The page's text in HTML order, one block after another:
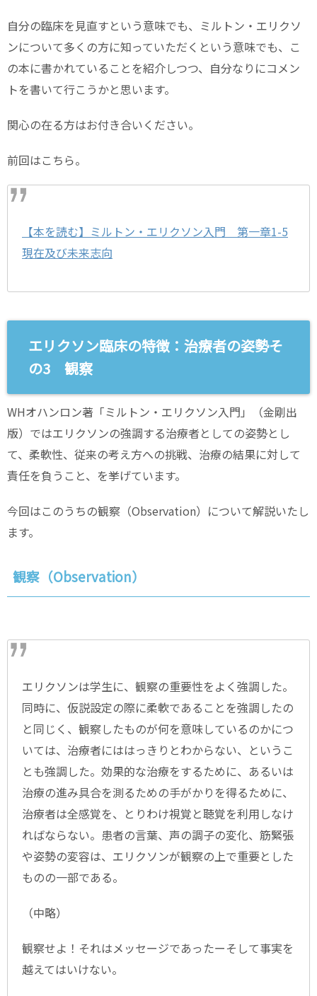
自分の臨床を見直すという意味でも、ミルトン・エリクソ
ンについて多くの方に知っていただくという意味でも、こ
の本に書かれていることを紹介しつつ、自分なりにコメン
トを書いて行こうかと思います。
関心の在る方はお付き合いください。
前回はこちら。
【本を読む】ミルトン・エリクソン入門 第一章1-5
現在及び未来志向
エリクソン臨床の特徴：治療者の姿勢そ
の3 観察
WHオハンロン著「ミルトン・エリクソン入門」（金剛出
版）ではエリクソンの強調する治療者としての姿勢とし
て、柔軟性、従来の考え方への挑戦、治療の結果に対して
責任を負うこと、を挙げています。
今回はこのうちの観察（Observation）について解説いたし
ます。
観察（Observation）
エリクソンは学生に、観察の重要性をよく強調した。
同時に、仮説設定の際に柔軟であることを強調したの
と同じく、観察したものが何を意味しているのかにつ
いては、治療者にははっきりとわからない、というこ
とも強調した。効果的な治療をするために、あるいは
治療の進み具合を測るための手がかりを得るために、
治療者は全感覚を、とりわけ視覚と聴覚を利用しなけ
ればならない。患者の言葉、声の調子の変化、筋緊張
や姿勢の変容は、エリクソンが観察の上で重要とした
ものの一部である。
（中略）
観察せよ！それはメッセージであったーそして事実を
越えてはいけない。